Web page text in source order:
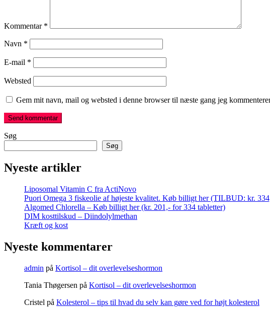
Kommentar *
Navn *
E-mail *
Websted
Gem mit navn, mail og websted i denne browser til næste gang jeg
Søg
Søg
Nyeste artikler
Liposomal Vitamin C fra ActiNovo
Puori Omega 3 fiskeolie af højeste kvalitet. Køb billigt her (TILBUD: kr.
Algomed Chlorella – Køb billigt her (kr. 201,- for 334 tabletter)
DIM kosttilskud – Diindolylmethan
Kræft og kost
Nyeste kommentarer
admin på Kortisol – dit overlevelseshormon
Tania Thøgersen på Kortisol – dit overlevelseshormon
Cristel på Kolesterol – tips til hvad du selv kan gøre ved for højt kolesterol